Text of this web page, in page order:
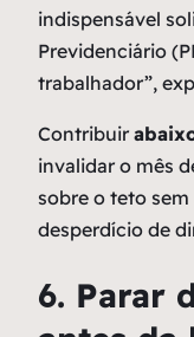
indispensável
Previdenciário
trabalhador”,
Contribuir
invalidar o mês
sobre o teto
desperdício de
6. Parar